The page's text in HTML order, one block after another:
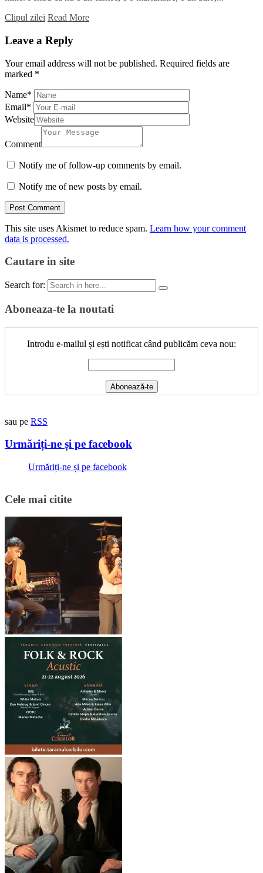
Clipul zilei Read More
Leave a Reply
Your email address will not be published. Required fields are
marked *
Name*
Email*
Website
Comment
Notify me of follow-up comments by email.
Notify me of new posts by email.
This site uses Akismet to reduce spam. Learn how your comment
data is processed.
Cautare in site
Search for:
Aboneaza-te la noutati
Introdu e-mailul și ești notificat când publicăm ceva nou:
sau pe RSS
Urmăriți-ne și pe facebook
Urmăriți-ne și pe facebook
Cele mai citite